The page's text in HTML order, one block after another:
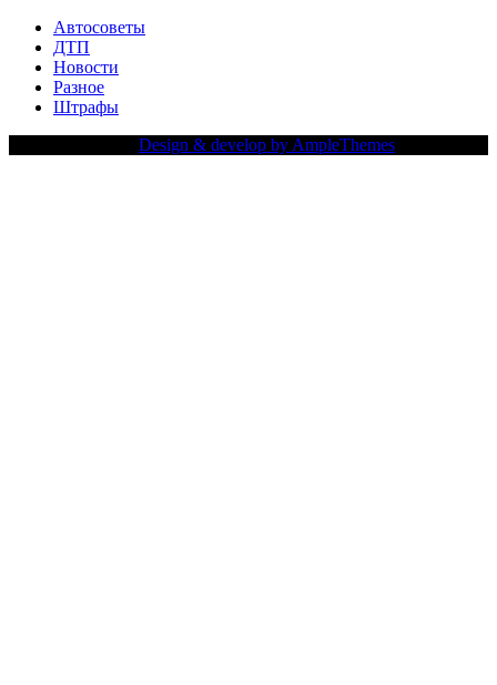
Автосоветы
ДТП
Новости
Разное
Штрафы
Design & develop by AmpleThemes